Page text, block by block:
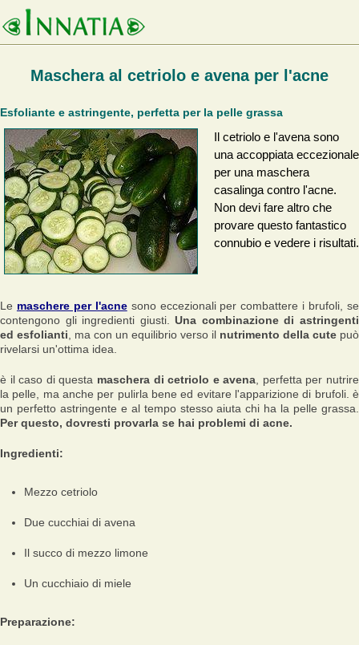
Maschera al cetriolo e avena per l'acne
Esfoliante e astringente, perfetta per la pelle grassa
Il cetriolo e l'avena sono
una accoppiata eccezionale
per una maschera
casalinga contro l'acne.
Non devi fare altro che
provare questo fantastico
connubio e vedere i risultati.
Le maschere per l'acnesono eccezionali per combattere i brufoli, se
contengono gli ingredienti giusti.Una combinazione di astringenti
ed esfolianti , ma con un equilibrio verso il nutrimento della cute può
rivelarsi un'ottima idea.
è il caso di questa maschera di cetriolo e avena , perfetta per nutrire
la pelle, ma anche per pulirla bene ed evitare l'apparizione di brufoli. è
un perfetto astringente e al tempo stesso aiuta chi ha la pelle grassa.
Per questo, dovresti provarla se hai problemi di acne.
Ingredienti:
Mezzo cetriolo
Due cucchiai di avena
Il succo di mezzo limone
Un cucchiaio di miele
Preparazione: